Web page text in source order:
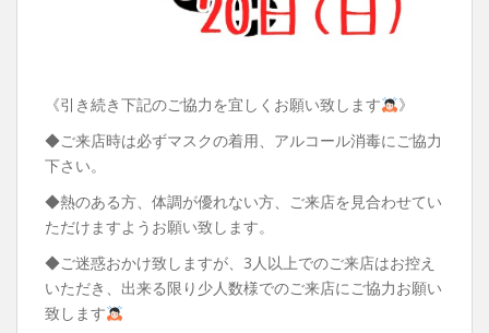
《引き続き下記のご協力を宜しくお願い致します
》
◆ご来店時は必ずマスクの着用、アルコール消毒にご協力
下さい。
◆熱のある方、体調が優れない方、ご来店を見合わせてい
ただけますようお願い致します。
◆ご迷惑おかけ致しますが、3人以上でのご来店はお控え
いただき、出来る限り少人数様でのご来店にご協力お願い
致します